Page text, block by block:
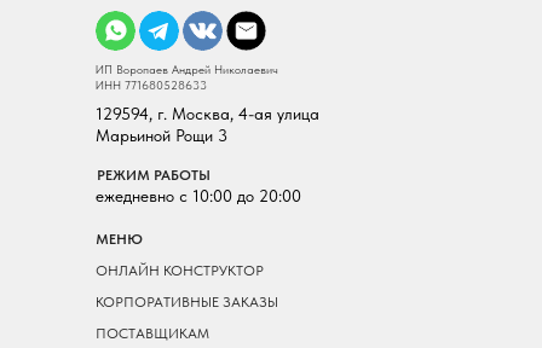
ОНЛАЙН КОНСТРУКТОР
КОРПОРАТИВНЫЕ ЗАКАЗЫ
ПОСТАВЩИКАМ
ежедневно с 10:00 до 20:00
129594, г. Москва, 4-ая улица
Марьиной Рощи 3
ИП Воропаев Андрей Николаевич
ИНН 771680528633
МЕНЮ
РЕЖИМ РАБОТЫ